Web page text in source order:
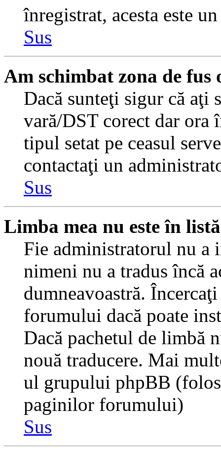
înregistrat, acesta este
Sus
Am schimbat zona de
Dacă sunteţi sigur că aţi
vară/DST corect dar ora
tipul setat pe ceasul
contactaţi un
Sus
Limba mea nu este în
Fie administratorul nu a
nimeni nu a tradus încă
dumneavoastră.
forumului dacă poate
Dacă pachetul de limbă
nouă traducere. Mai
ul grupului phpBB
paginilor forumului)
Sus